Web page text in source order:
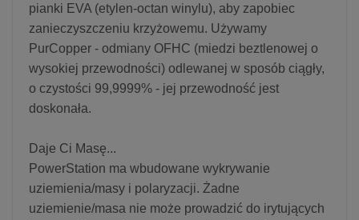
pianki EVA (etylen-octan winylu), aby zapobiec
zanieczyszczeniu krzyżowemu. Używamy
PurCopper - odmiany OFHC (miedzi beztlenowej o
wysokiej przewodności) odlewanej w sposób ciągły,
o czystości 99,9999% - jej przewodność jest
doskonała.
Daje Ci Masę...
PowerStation ma wbudowane wykrywanie
uziemienia/masy i polaryzacji. Żadne
uziemienie/masa nie może prowadzić do irytujących